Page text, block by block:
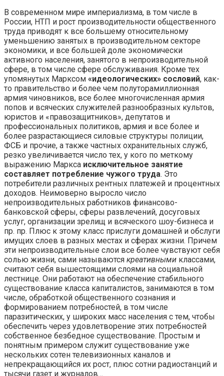
В современном мире империализма, в том числе в
России, НТП и рост производительности общественного
труда приводят к все большему относительному
уменьшению занятых в производительном секторе
экономики, и все большей доле экономически
активного населения, занятого в непроизводительной
сфере, в том числе сфере обслуживания. Кроме тех
упомянутых Марксом «идеологических» сословий, как-
то правительство и более чем полуторамиллионная
армия чиновников, все более многочисленная армия
попов и всяческих служителей разнообразных культов,
юристов и «правозащитников», депутатов и
профессиональных политиков, армия и все более и
более разрастающиеся силовые структуры полиции,
ФСБ и прочие, а также частных охранительных служб,
резко увеличивается число тех, у кого по меткому
выражению Маркса исключительное занятие
составляет потребление чужого труда. Это
потребители различных рентных платежей и процентных
доходов. Неимоверно выросло число
непроизводительных работников финансово-
банковской сферы, сферы развлечений, досуговых
услуг, организации зрелищ и всяческого шоу-бизнеса и
пр. пр. Плюс к этому класс прислуги домашней и обслуги
имущих слоев в разных местах и сферах жизни. Причем
эти непроизводительные слои все более чувствуют себя
солью жизни, сами называются креативными классами,
считают себя вышестоящими слоями на социальной
лестнице. Они работают на обеспечение стабильного
существование класса капиталистов, занимаются в том
числе, обработкой общественного сознания и
формированием потребностей, в том числе
паразитических, у широких масс населения с тем, чтобы
обеспечить через удовлетворение этих потребностей
собственное безбедное существование. Простым и
понятным примером служит существование уже
нескольких сотен телевизионных каналов и
непрекращающийся их рост, плюс сотни радиостанций и
тысячи газет и журналов…